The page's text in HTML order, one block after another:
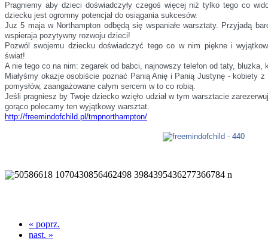
Pragniemy aby dzieci doświadczyły czegoś więcej niż tylko tego co
dziecku jest ogromny potencjał do osiągania sukcesów.
Juz 5 maja w Northampton odbędą się wspaniałe warsztaty. Przyjadą
wspieraja pozytywny rozwoju dzieci!
Pozwól swojemu dziecku doświadczyć tego co w nim piękne i
świat!
A nie tego co na nim: zegarek od babci, najnowszy telefon od taty, bluzka,
Miałyśmy okazje osobiście poznać Panią Anię i Panią Justynę - kobiety z
pomysłów, zaangażowane całym sercem w to co robią.
Jeśli pragniesz by Twoje dziecko wzięło udział w tym warsztacie
gorąco polecamy ten wyjątkowy warsztat.
http://freemindofchild.pl/tmpnorthampton/
« poprz.
nast. »